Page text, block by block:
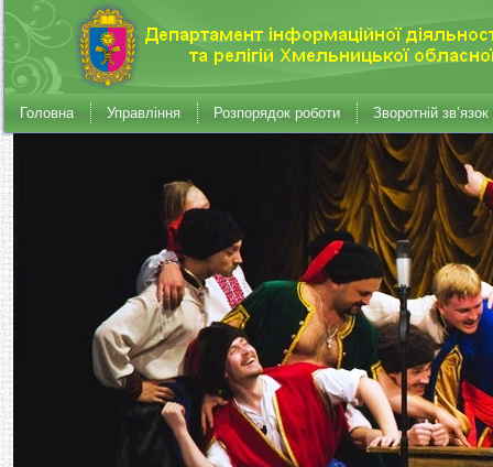
Головна Управління Розпорядок роботи Зворотній зв’язок